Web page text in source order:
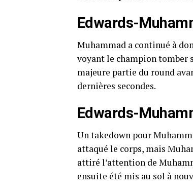
Edwards-
Muhammad a continué à
voyant le champion tomber
majeure partie du round
dernières secondes.
Edwards-
Un takedown pour
attaqué le corps, mais
attiré l’attention de
ensuite été mis au sol à